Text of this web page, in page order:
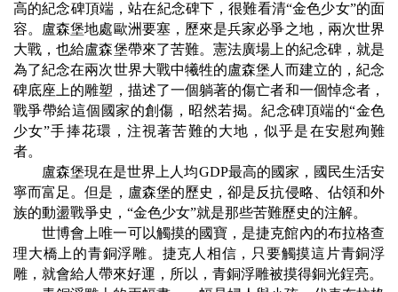
高的紀念碑頂端，站在紀念碑下，很難看清“金色少女”的面
容。盧森堡地處歐洲要塞，歷來是兵家必爭之地，兩次世界
大戰，也給盧森堡帶來了苦難。憲法廣場上的紀念碑，就是
為了紀念在兩次世界大戰中犧牲的盧森堡人而建立的，紀念
碑底座上的雕塑，描述了一個躺著的傷亡者和一個悼念者，
戰爭帶給這個國家的創傷，昭然若揭。紀念碑頂端的“金色
少女”手捧花環，注視著苦難的大地，似乎是在安慰殉難
者。
盧森堡現在是世界上人均GDP最高的國家，國民生活安
寧而富足。但是，盧森堡的歷史，卻是反抗侵略、佔領和外
族的動盪戰爭史， “金色少女”就是那些苦難歷史的注解。
世博會上唯一可以觸摸的國寶，是捷克館內的布拉格查
理大橋上的青銅浮雕。捷克人相信，只要觸摸這片青銅浮
雕，就會給人帶來好運，所以，青銅浮雕被摸得銅光鋥亮。